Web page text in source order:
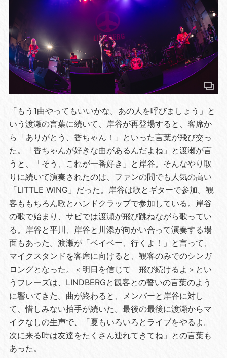
「もう1曲やってもいいかな。あの人を呼びましょう」と
いう渡瀬の言葉に続いて、岸谷が再登場すると、客席か
ら「ありがとう、香ちゃん！」といった言葉が飛び交っ
た。「香ちゃんが好きな曲があるんだよね」と渡瀬が言
うと、「そう、これが一番好き」と岸谷。そんなやり取
りに続いて演奏されたのは、ファンの間でも人気の高い
「LITTLE WING」だった。岸谷は歌とギターで参加。観
客ももちろん歌とハンドクラップで参加している。岸谷
の歌で始まり、サビでは渡瀬が飛び跳ねながら歌ってい
る。岸谷と平川、岸谷と川添が向かい合って演奏する場
面もあった。渡瀬が「ベイベー、行くよ！」と言って、
マイクスタンドを客席に向けると、観客のみでのシンガ
ロングとなった。＜明日を信じて 飛び続けるよ＞とい
うフレーズは、LINDBERGと観客との誓いの言葉のよう
に響いてきた。曲が終わると、メンバーと岸谷に対し
て、惜しみない拍手が続いた。最後の最後に渡瀬からマ
イクなしの生声で、「夏もいろいろとライブをやるよ。
次に来る時は友達をたくさん連れてきてね」との言葉も
あった。